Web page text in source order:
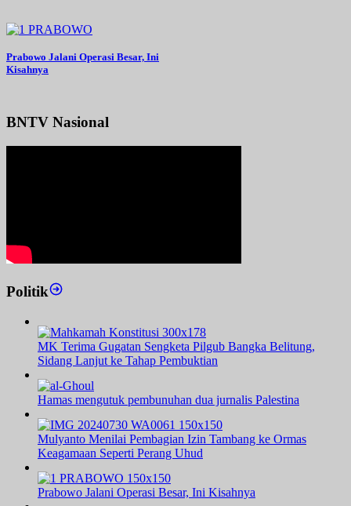
Prabowo Jalani Operasi Besar, Ini
Kisahnya
BNTV Nasional
Politik
MK Terima Gugatan Sengketa Pilgub Bangka Belitung,
Sidang Lanjut ke Tahap Pembuktian
Hamas mengutuk pembunuhan dua jurnalis Palestina
Mulyanto Menilai Pembagian Izin Tambang ke Ormas
Keagamaan Seperti Perang Uhud
Prabowo Jalani Operasi Besar, Ini Kisahnya